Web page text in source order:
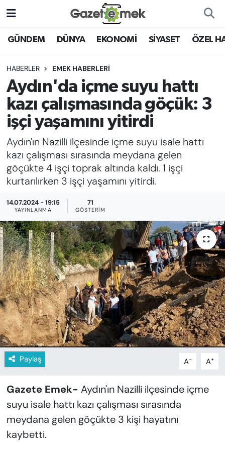
GÜNDEM DÜNYA EKONOMİ SİYASET ÖZEL
HABERLER EMEK HABERLERİ
Aydın'da içme suyu hattı
kazı çalışmasında göçük: 3
işçi yaşamını yitirdi
Aydın'ın Nazilli ilçesinde içme suyu isale hattı
kazı çalışması sırasında meydana gelen
göçükte 4 işçi toprak altında kaldı. 1 işçi
kurtarılırken 3 işçi yaşamını yitirdi.
14.07.2024 - 19:15
YAYINLANMA
71
GÖSTERIM
Paylaş A- A+
Gazete Emek- Aydın'ın Nazilli ilçesinde içme
suyu isale hattı kazı çalışması sırasında
meydana gelen göçükte 3 kişi hayatını
kaybetti.
DÜNYA
EKONOMİ
EMEK HABERLERİ
YENİ MEDYADA EMEK
GAZETECİLİĞİNİ GELİŞTİRMEK
FAYDALI BİLGİLER
GÜNDEM
EĞİTİM
KADIN
SAĞLIK
SPOR
KÜLTÜR-SANAT
MAGAZİN
ÖZEL HABER
YAZAR KÖŞESİ
SİYASET
VAN VE DİYARBAKIR HABERLERİ
Nöbetçi Eczaneler
Hava Durumu
İstanbul Namaz Vakitleri
Trafik Durumu
Süper Lig Puan Durumu ve Fikstür
Tüm Manşetler